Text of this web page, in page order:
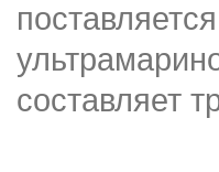
составляет